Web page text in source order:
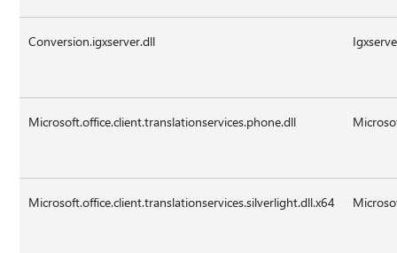
Conversion.igxserver.dll
Microsoft.office.client.translationservices.phone.dll
Microsoft.office.client.translationservices.silverlight.dll.x64